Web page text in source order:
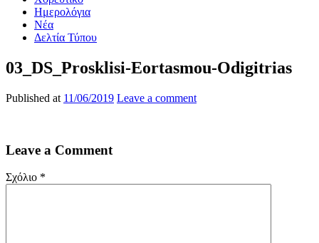
Ημερολόγια
Νέα
Δελτία Τύπου
03_DS_Prosklisi-Eortasmou-Odigitrias
Published at 11/06/2019 Leave a comment
Leave a Comment
Σχόλιο *